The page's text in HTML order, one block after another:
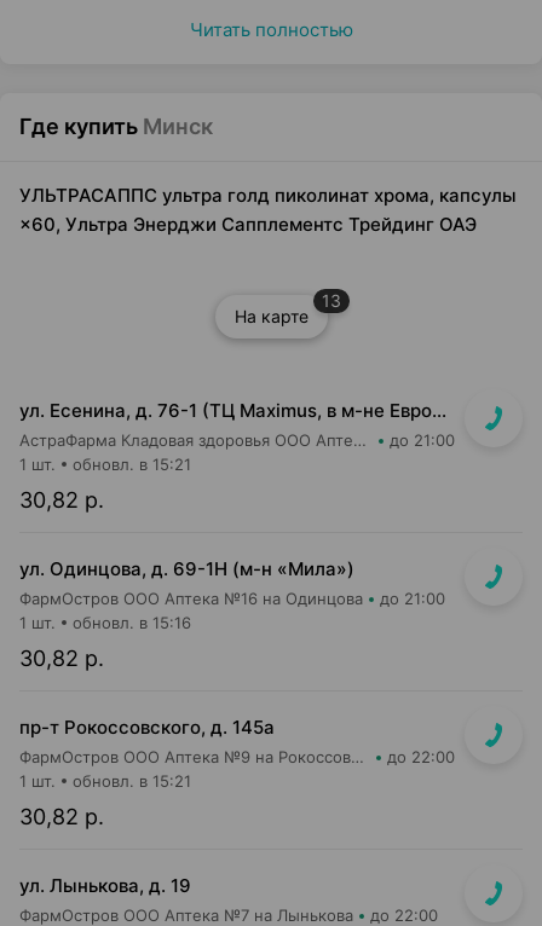
Читать полностью
Где купить Минск
УЛЬТРАСАППС ультра голд пиколинат хрома, капсулы
×60, Ультра Энерджи Сапплементс Трейдинг ОАЭ
На карте
13
ул. Есенина, д. 76-1 (ТЦ Maximus, в м-не Евроопт Super)
АстраФарма Кладовая здоровья ООО Аптека №9 до 21:00
30,82 р.
1 шт. обновл. в 15:21
ул. Одинцова, д. 69-1Н (м-н «Мила»)
ФармОстров ООО Аптека №16 на Одинцова до 21:00
30,82 р.
1 шт. обновл. в 15:16
пр-т Рокоссовского, д. 145а
ФармОстров ООО Аптека №9 на Рокоссовского до 22:00
30,82 р.
1 шт. обновл. в 15:21
ул. Лынькова, д. 19
ФармОстров ООО Аптека №7 на Лынькова до 22:00